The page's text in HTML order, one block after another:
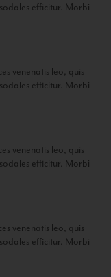
efficitur. Morbi
venenatis leo, quis
efficitur. Morbi
venenatis leo, quis
efficitur. Morbi
venenatis leo, quis
efficitur. Morbi